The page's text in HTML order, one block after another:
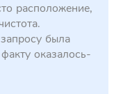
расположение,
была
оказалось-